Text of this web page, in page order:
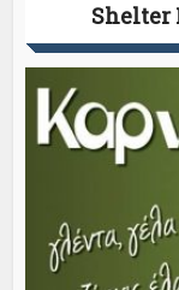
Shelter